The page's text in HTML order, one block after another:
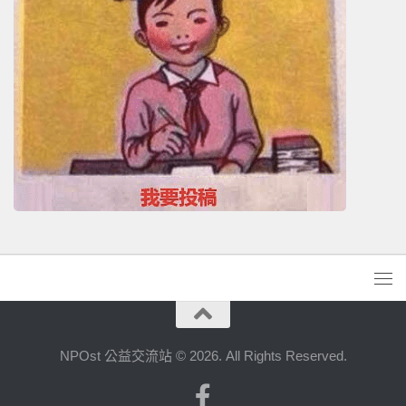
NPOst 公益交流站 © 2026. All Rights Reserved.